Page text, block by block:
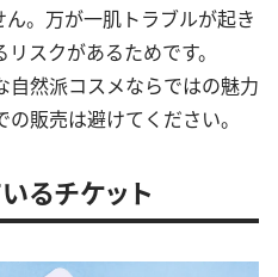
。万が一肌トラブルが起き
スクがあるためです。
自然派コスメならではの魅力
販売は避けてください。
るチケット